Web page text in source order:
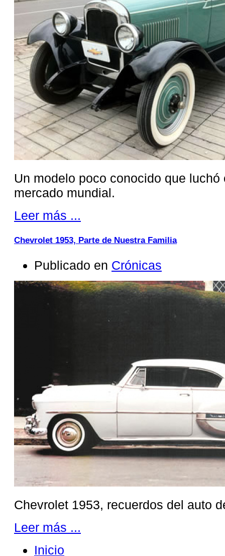
Un modelo poco conocido que
mercado mundial.
Leer más ...
Chevrolet 1953, Parte de Nuestra Familia
Publicado en Crónicas
Chevrolet 1953, recuerdos del auto
Leer más ...
Inicio